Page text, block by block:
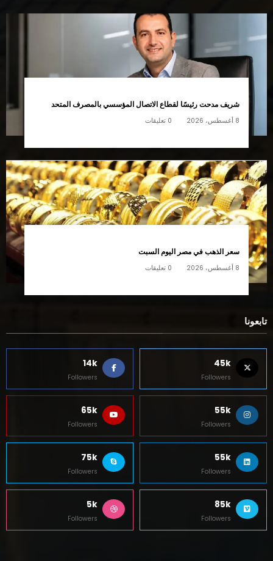
شريف مدحت رئيسًا لقطاع الاتصال المؤسسي بالمصرف المتحد
8 أغسطس، 2026 0 تعليقات
سعر الذهب في مصر اليوم السبت
8 أغسطس، 2026 0 تعليقات
تابعونا
45k
Followers
14k
Followers
55k
Followers
65k
Followers
55k
Followers
75k
Followers
85k
Followers
5k
Followers